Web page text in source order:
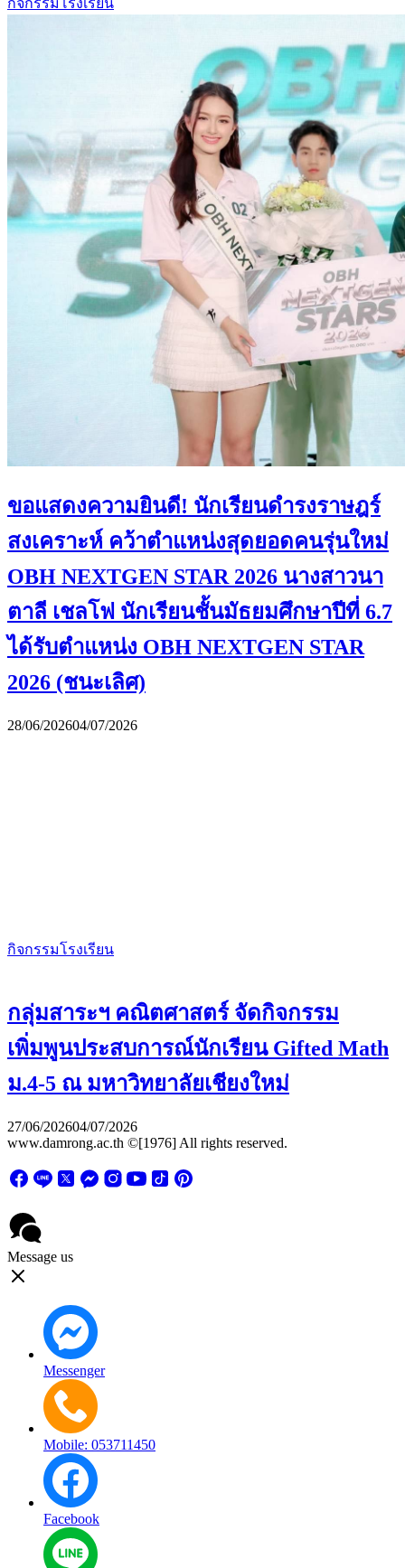
ขอแสดงความยินดี! นักเรียนดำรงราษฎร์
สงเคราะห์ คว้าตำแหน่งสุดยอดคนรุ่นใหม่
OBH NEXTGEN STAR 2026 นางสาวนา
ตาลี เชลโฟ นักเรียนชั้นมัธยมศึกษาปีที่ 6.7
ได้รับตำแหน่ง OBH NEXTGEN STAR
2026 (ชนะเลิศ)
28/06/202604/07/2026
กิจกรรมโรงเรียน
กลุ่มสาระฯ คณิตศาสตร์ จัดกิจกรรม
เพิ่มพูนประสบการณ์นักเรียน Gifted Math
ม.4-5 ณ มหาวิทยาลัยเชียงใหม่
27/06/202604/07/2026
www.damrong.ac.th ©[1976] All rights reserved.
Message us
Messenger
Mobile: 053711450
Facebook